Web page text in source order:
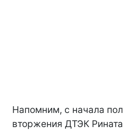
Напомним, с начала
вторжения ДТЭК